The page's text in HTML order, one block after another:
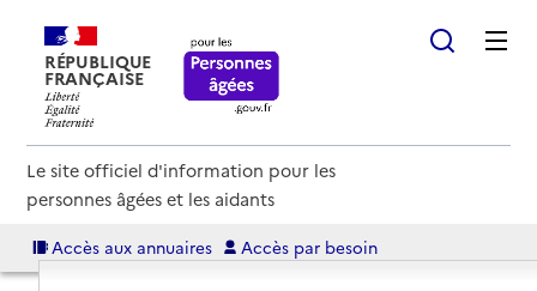
RÉPUBLIQUE
FRANÇAISE
Le site officiel d'information pour les
personnes âgées et les aidants
Accès aux annuaires Accès par besoin